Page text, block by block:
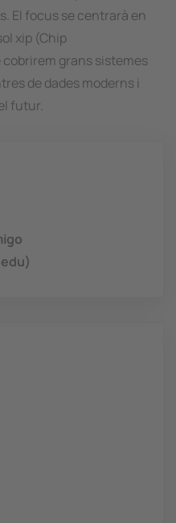
El focus se centrarà en
xip (Chip
grans sistemes
de dades moderns i
futur.